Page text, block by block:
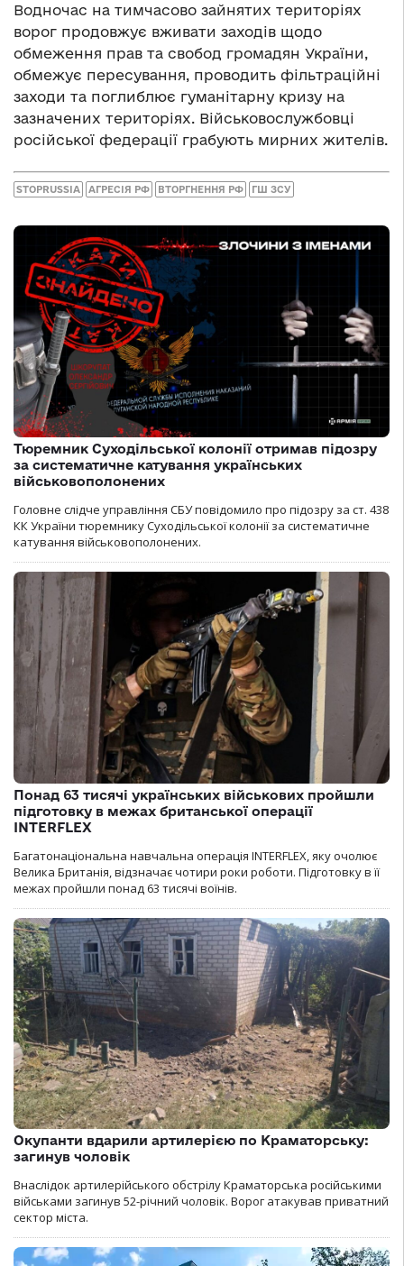
Водночас на тимчасово зайнятих територіях
ворог продовжує вживати заходів щодо
обмеження прав та свобод громадян України,
обмежує пересування, проводить фільтраційні
заходи та поглиблює гуманітарну кризу на
зазначених територіях. Військовослужбовці
російської федерації грабують мирних жителів.
STOPRUSSIA АГРЕСІЯ РФ ВТОРГНЕННЯ РФ ГШ ЗСУ
Тюремник Суходільської колонії отримав підозру
за систематичне катування українських
військовополонених
Головне слідче управління СБУ повідомило про підозру за ст. 438
КК України тюремнику Суходільської колонії за систематичне
катування військовополонених.
Понад 63 тисячі українських військових пройшли
підготовку в межах британської операції
INTERFLEX
Багатонаціональна навчальна операція INTERFLEX, яку очолює
Велика Британія, відзначає чотири роки роботи. Підготовку в її
межах пройшли понад 63 тисячі воїнів.
Окупанти вдарили артилерією по Краматорську:
загинув чоловік
Внаслідок артилерійського обстрілу Краматорська російськими
військами загинув 52-річний чоловік. Ворог атакував приватний
сектор міста.